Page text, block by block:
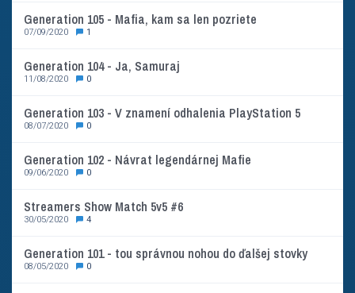
Generation 105 - Mafia, kam sa len pozriete
07/09/2020 1
Generation 104 - Ja, Samuraj
11/08/2020 0
Generation 103 - V znamení odhalenia PlayStation 5
08/07/2020 0
Generation 102 - Návrat legendárnej Mafie
09/06/2020 0
Streamers Show Match 5v5 #6
30/05/2020 4
Generation 101 - tou správnou nohou do ďalšej stovky
08/05/2020 0